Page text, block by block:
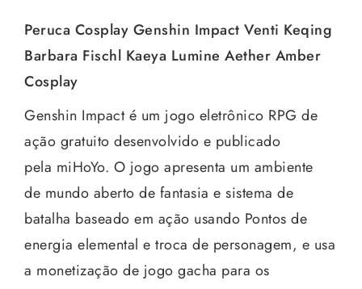
Peruca Cosplay Genshin Impact Venti Keqing
Barbara Fischl Kaeya Lumine Aether Amber
Cosplay
Genshin Impact é um jogo eletrônico RPG de
ação gratuito desenvolvido e publicado
pela miHoYo. O jogo apresenta um ambiente
de mundo aberto de fantasia e sistema de
batalha baseado em ação usando Pontos de
energia elemental e troca de personagem, e usa
a monetização de jogo gacha para os